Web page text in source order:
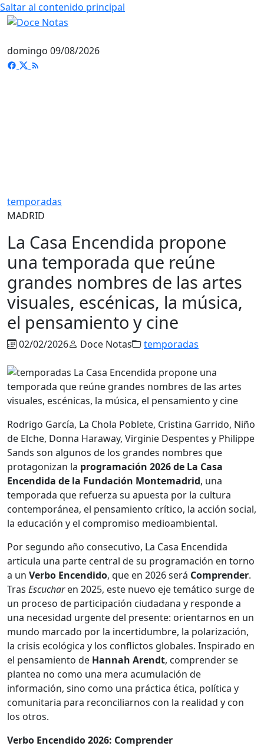
Saltar al contenido principal
domingo 09/08/2026
temporadas
MADRID
La Casa Encendida propone
una temporada que reúne
grandes nombres de las artes
visuales, escénicas, la música,
el pensamiento y cine
02/02/2026 Doce Notas temporadas
Rodrigo García, La Chola Poblete, Cristina Garrido, Niño
de Elche, Donna Haraway, Virginie Despentes y Philippe
Sands son algunos de los grandes nombres que
protagonizan la programación 2026 de La Casa
Encendida de la Fundación Montemadrid, una
temporada que refuerza su apuesta por la cultura
contemporánea, el pensamiento crítico, la acción social,
la educación y el compromiso medioambiental.
Por segundo año consecutivo, La Casa Encendida
articula una parte central de su programación en torno
a un Verbo Encendido, que en 2026 será Comprender.
Tras Escucharen 2025, este nuevo eje temático surge de
un proceso de participación ciudadana y responde a
una necesidad urgente del presente: orientarnos en un
mundo marcado por la incertidumbre, la polarización,
la crisis ecológica y los conflictos globales. Inspirado en
el pensamiento de Hannah Arendt, comprender se
plantea no como una mera acumulación de
información, sino como una práctica ética, política y
comunitaria para reconciliarnos con la realidad y con
los otros.
Verbo Encendido 2026: Comprender